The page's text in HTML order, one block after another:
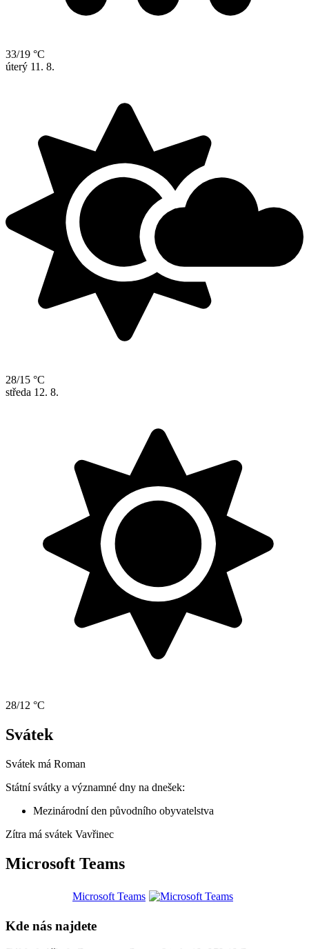
33/19 °C
úterý 11. 8.
28/15 °C
středa 12. 8.
28/12 °C
Svátek
Svátek má Roman
Státní svátky a významné dny na dnešek:
Mezinárodní den původního obyvatelstva
Zítra má svátek Vavřinec
Microsoft Teams
Microsoft Teams
Kde nás najdete